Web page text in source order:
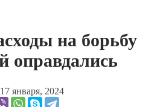
на борьбу
оправдались
17 января, 2024